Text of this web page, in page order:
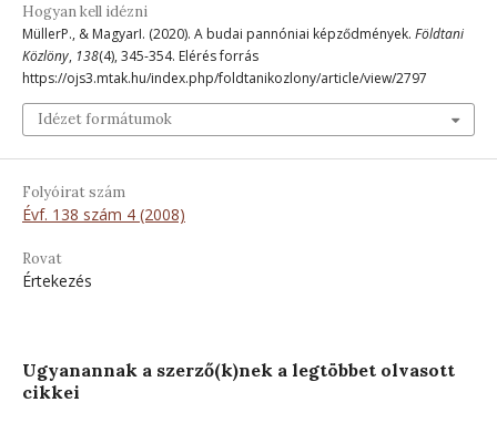
Hogyan kell idézni
MüllerP., & MagyarI. (2020). A budai pannóniai képződmények. Földtani
Közlöny, 138(4), 345-354. Elérés forrás
https://ojs3.mtak.hu/index.php/foldtanikozlony/article/view/2797
Idézet formátumok
Folyóirat szám
Évf. 138 szám 4 (2008)
Rovat
Értekezés
Ugyanannak a szerző(k)nek a legtöbbet olvasott
cikkei